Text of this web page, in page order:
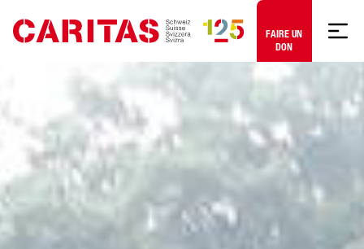
Aller au contenu
FAIRE UN
DON